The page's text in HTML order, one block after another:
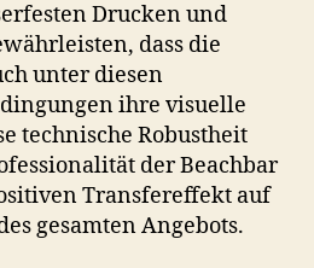
Drucken und
dass die
unter diesen
ihre visuelle
technische Robustheit
der Beachbar
Transfereffekt auf
gesamten Angebots.